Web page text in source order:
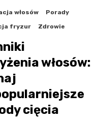
włosów
Porady
fryzur
Zdrowie
włosów:
cięcia